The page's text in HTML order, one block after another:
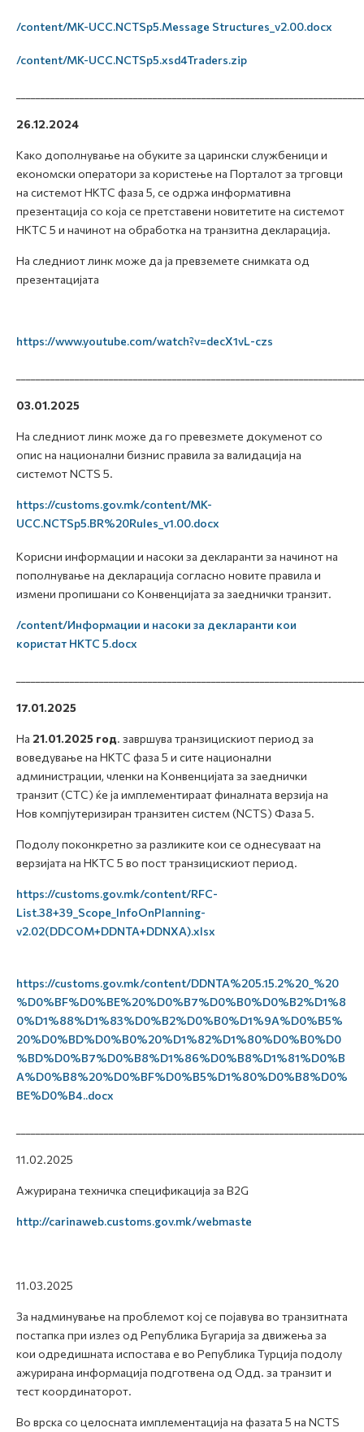
/content/MK-UCC.NCTSp5.Message Structures_v2.00.docx
/content/MK-UCC.NCTSp5.xsd4Traders.zip
26.12.2024
Како дополнување на обуките за царински службеници и
економски оператори за користење на Порталот за трговци
на системот НКТС фаза 5, се одржа информативна
презентација со која се претставени новитетите на системот
НКТС 5 и начинот на обработка на транзитна декларација.
На следниот линк може да ја превземете снимката од
презентацијата
https://www.youtube.com/watch?v=decX1vL-czs
03.01.2025
На следниот линк може да го превезмете докуменот со
опис на национални бизнис правила за валидација на
системот NCTS 5.
https://customs.gov.mk/content/MK-
UCC.NCTSp5.BR%20Rules_v1.00.docx
Корисни информации и насоки за декларанти за начинот на
пополнување на декларација согласно новите правила и
измени пропишани со Конвенцијата за заеднички транзит.
/content/Информации и насоки за декларанти кои
користат НКТС 5.docx
17.01.2025
На 21.01.2025 год. завршува транзицискиот период за
воведување на НКТС фаза 5 и сите национални
администрации, членки на Конвенцијата за заеднички
транзит (CTC) ќе ја имплементираат финалната верзија на
Нов компјутеризиран транзитен систем (NCTS) Фаза 5.
Подолу поконкретно за разликите кои се однесуваат на
верзијата на НКТС 5 во пост транзицискиот период.
https://customs.gov.mk/content/RFC-
List.38+39_Scope_InfoOnPlanning-
v2.02(DDCOM+DDNTA+DDNXA).xlsx
https://customs.gov.mk/content/DDNTA%205.15.2%20_%20
%D0%BF%D0%BE%20%D0%B7%D0%B0%D0%B2%D1%8
0%D1%88%D1%83%D0%B2%D0%B0%D1%9A%D0%B5%
20%D0%BD%D0%B0%20%D1%82%D1%80%D0%B0%D0
%BD%D0%B7%D0%B8%D1%86%D0%B8%D1%81%D0%B
A%D0%B8%20%D0%BF%D0%B5%D1%80%D0%B8%D0%
BE%D0%B4..docx
11.02.2025
Ажурирана техничка спецификација за B2G
http://carinaweb.customs.gov.mk/webmaste
11.03.2025
За надминување на проблемот кој се појавува во транзитната
постапка при излез од Република Бугарија за движења за
кои одредишната испостава е во Република Турција подолу
ажурирана информација подготвена од Одд. за транзит и
тест координаторот.
Во врска со целосната имплементација на фазата 5 на NCTS